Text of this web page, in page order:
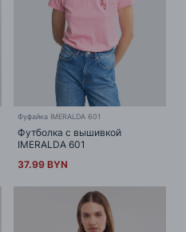
Фуфайка IMERALDA 601
Футболка с вышивкой
IMERALDA 601
37.99 BYN